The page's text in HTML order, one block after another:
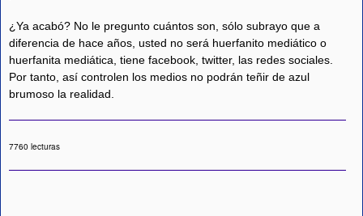
¿Ya acabó? No le pregunto cuántos son, sólo subrayo que a
diferencia de hace años, usted no será huerfanito mediático o
huerfanita mediática, tiene facebook, twitter, las redes sociales.
Por tanto, así controlen los medios no podrán teñir de azul
brumoso la realidad.
7760 lecturas